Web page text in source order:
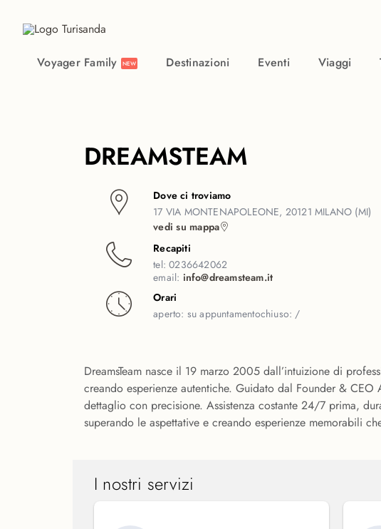
Voyager Family NEW Destinazioni Eventi Viaggi
DREAMSTEAM
Dove ci troviamo
17 VIA MONTENAPOLEONE, 20121 MILANO (MI)
vedi su mappa
Recapiti
tel:0236642062
email: info@dreamsteam.it
Orari
aperto: su appuntamentochiuso: /
DreamsTeam nasce il 19 marzo 2005 dall’intuizione di
creando esperienze autentiche. Guidato dal Founder &
dettaglio con precisione. Assistenza costante 24/7 prima,
superando le aspettative e creando esperienze memorabili
I nostri servizi